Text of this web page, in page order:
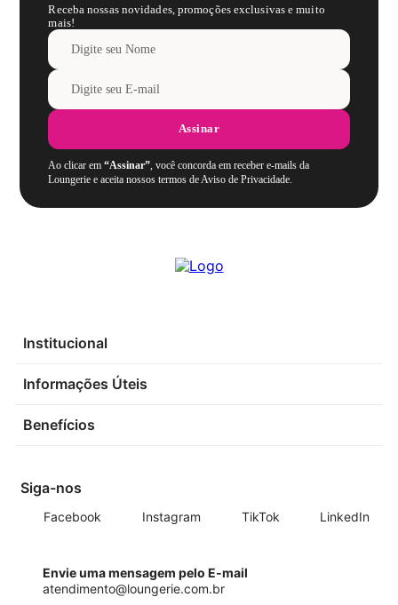
Receba nossas novidades, promoções exclusivas e muito
mais!
Assinar
Ao clicar em“Assinar”, você concorda em receber e-mails da
Loungerie e aceita nossos termos de Aviso de Privacidade.
Institucional
Informações Úteis
Benefícios
Siga-nos
Facebook Instagram TikTok LinkedIn
Envie uma mensagem pelo E-mail
atendimento@loungerie.com.br